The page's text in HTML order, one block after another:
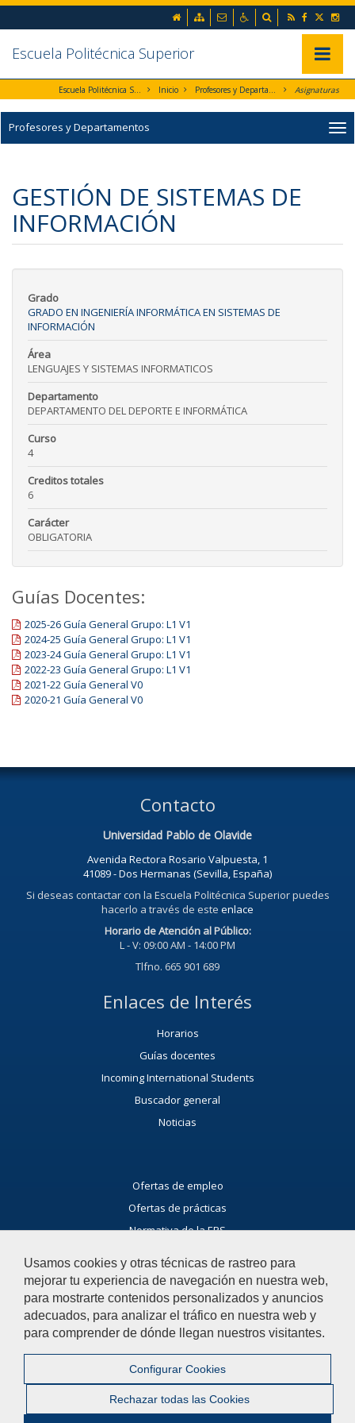
Usamos cookies y otras técnicas de rastreo para
mejorar tu experiencia de navegación en nuestra web,
para mostrarte contenidos personalizados y anuncios
adecuados, para analizar el tráfico en nuestra web y
para comprender de dónde llegan nuestros visitantes.
Configurar Cookies
Rechazar todas las Cookies
Ir al contenido principal de la página (alt + s)
Ir a la cabecera de la página (alt + c)
Ir al pie de la página (alt + p)
Ir al menú principal (alt + u)
RSS Facebook
inicio Mapa webContactoAccesibilidad
Buscador
Escuela Politécnica Superior
Escuela Politécnica Superior Inicio Profesores y Departamentos Asignaturas
Profesores y Departamentos
GESTIÓN DE SISTEMAS DE
INFORMACIÓN
Grado
GRADO EN INGENIERÍA INFORMÁTICA EN SISTEMAS DE
INFORMACIÓN
Área
LENGUAJES Y SISTEMAS INFORMATICOS
Departamento
DEPARTAMENTO DEL DEPORTE E INFORMÁTICA
Curso
4
Creditos totales
6
Carácter
OBLIGATORIA
Guías Docentes:
2025-26 Guía General Grupo: L1 V1
2024-25 Guía General Grupo: L1 V1
2023-24 Guía General Grupo: L1 V1
2022-23 Guía General Grupo: L1 V1
2021-22 Guía General V0
2020-21 Guía General V0
Contacto
Universidad Pablo de Olavide
Avenida Rectora Rosario Valpuesta, 1
41089 - Dos Hermanas (Sevilla, España)
Si deseas contactar con la Escuela Politécnica Superior puedes
hacerlo a través de este enlace
Horario de Atención al Público:
L - V: 09:00 AM - 14:00 PM
Tlfno. 665 901 689
Enlaces de Interés
Horarios
Guías docentes
Incoming International Students
Buscador general
Noticias
Ofertas de empleo
Ofertas de prácticas
Normativa de la EPS
Profesorado
Ayúdanos a mejorar
El acceso al buzón exclusivamente se hará en caso de querer
reclamación o sugerencia.